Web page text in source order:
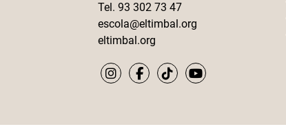
Tel. 93 302 73 47
escola@eltimbal.org
eltimbal.org